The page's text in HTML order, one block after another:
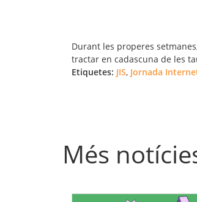
Durant les properes
tractar en cadascuna de les
Etiquetes: JIS, Jornada
Més